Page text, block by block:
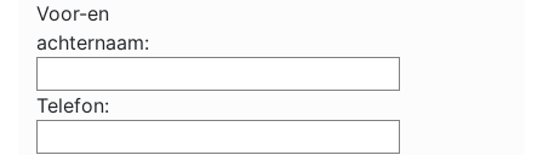
Voor-en
achternaam:
Telefon: